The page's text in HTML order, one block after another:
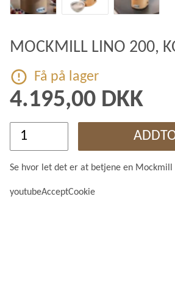
MOCKMILL LINO 200,
Få på lager
4.195,00 DKK
Se hvor let det er at betjene en Mockmill
youtubeAcceptCookie